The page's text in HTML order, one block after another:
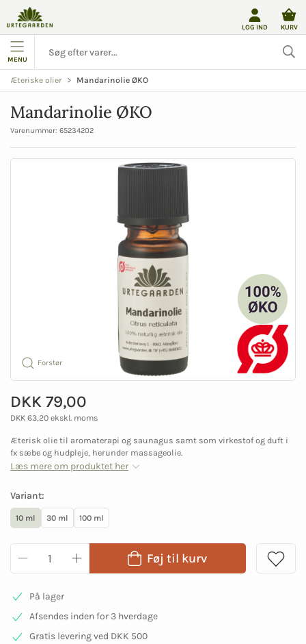
LOG IND KURV
MENU
Æteriske olier Mandarinolie ØKO
Mandarinolie ØKO
Varenummer: 65234202
Forstør
DKK 79,00
DKK 63,20 ekskl. moms
Æterisk olie til aromaterapi og saunagus samt som virkestof og duft i
fx sæbe og hudpleje, herunder massageolie.
Læs mere om produktet her
Variant:
10 ml 30 ml 100 ml
Føj til kurv
På lager
Afsendes inden for 3 hverdage
Gratis levering ved DKK 500